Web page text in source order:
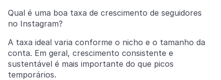
Qual é uma boa taxa de crescimento de seguidores
no Instagram?
A taxa ideal varia conforme o nicho e o tamanho da
conta. Em geral, crescimento consistente e
sustentável é mais importante do que picos
temporários.